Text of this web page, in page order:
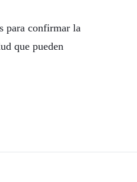
para confirmar la
que pueden